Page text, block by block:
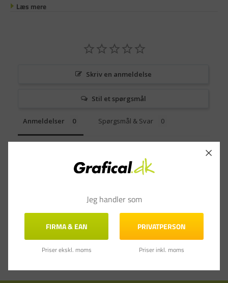
Læs mere
Skriv en anmeldelse
Stil et spørgsmål
Anmeldelser Spørgsmål & Svar
Jeg handler som
FIRMA & EAN
Priser ekskl. moms
PRIVATPERSON
Priser inkl. moms